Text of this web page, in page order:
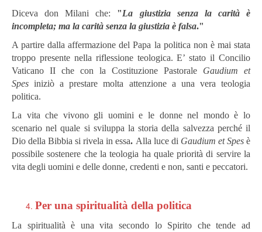
Diceva don Milani che: "La giustizia senza la carità è
incompleta; ma la carità senza la giustizia è falsa."
A partire dalla affermazione del Papa la politica non è mai stata
troppo presente nella riflessione teologica. E’ stato il Concilio
Vaticano II che con la Costituzione Pastorale Gaudium et
Spesiniziò a prestare molta attenzione a una vera teologia
politica.
La vita che vivono gli uomini e le donne nel mondo è lo
scenario nel quale si sviluppa la storia della salvezza perché il
Dio della Bibbia si rivela in essa. Alla luce di Gaudium et Spesè
possibile sostenere che la teologia ha quale priorità di servire la
vita degli uomini e delle donne, credenti e non, santi e peccatori.
Per una spiritualità della politica
La spiritualità è una vita secondo lo Spirito che tende ad